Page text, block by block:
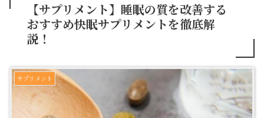
【サプリメント】睡眠の質を改善する
おすすめ快眠サプリメントを徹底解
説！
サプリメント